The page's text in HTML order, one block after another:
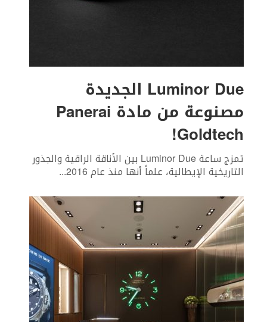
Luminor Due الجديدة
مصنوعة من مادة Panerai
Goldtech!
تمزج ساعة Luminor Due بين الأناقة الراقية والجذور
التاريخية الإيطالية، علماً أنها منذ عام 2016 ...